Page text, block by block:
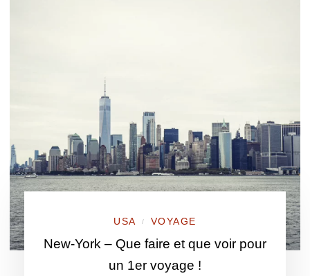
USA / VOYAGE
New-York – Que faire et que voir pour
un 1er voyage !